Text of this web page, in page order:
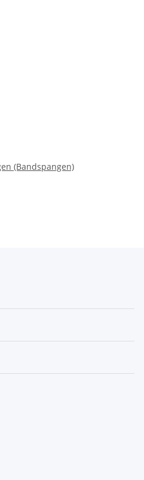
(Bandspangen)